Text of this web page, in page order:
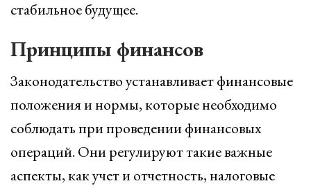
стабильное будущее.
Принципы финансов
Законодательство устанавливает финансовые
положения и нормы, которые необходимо
соблюдать при проведении финансовых
операций. Они регулируют такие важные
аспекты, как учет и отчетность, налоговые